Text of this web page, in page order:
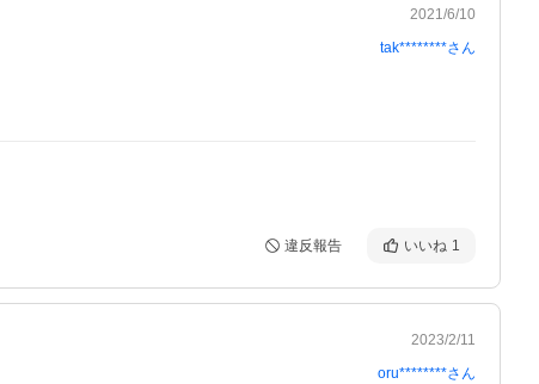
2021/6/10
tak********さん
違反報告 いいね 1
2023/2/11
oru********さん